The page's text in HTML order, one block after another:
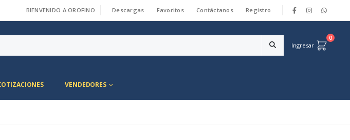
BIENVENIDO A OROFINO Descargas Favoritos Contáctanos Registro
Ingresar
0
VENDEDORES